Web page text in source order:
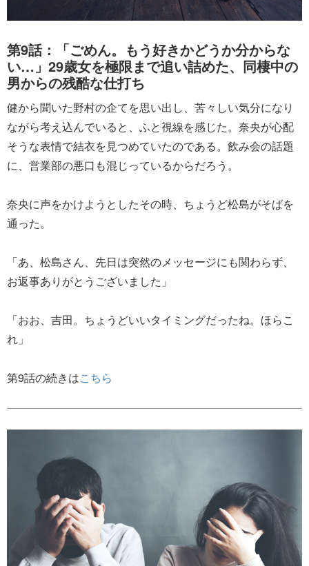
第9話：「ごめん。もう好きかどうか分からな
い…」29歳女を極限まで追い詰めた、同棲中の
男からの残酷な仕打ち
健から聞いた野村の企てを思い出し、苦々しい気分になり
ながら考え込んでいると、ふと視線を感じた。奈央が心配
そうな表情で結衣を見つめていたのである。飲み会の話題
に、営業部の悪口も混じっているからだろう。
奈央に声をかけようとしたその時、ちょうど松島がそばを
通った。
「あ、松島さん、先日は突然のメッセージにも関わらず、
お返事ありがとうございました」
「おお、吉田。ちょうどいいタイミングだったね。ほらこ
れ」
第9話の続きはこちら